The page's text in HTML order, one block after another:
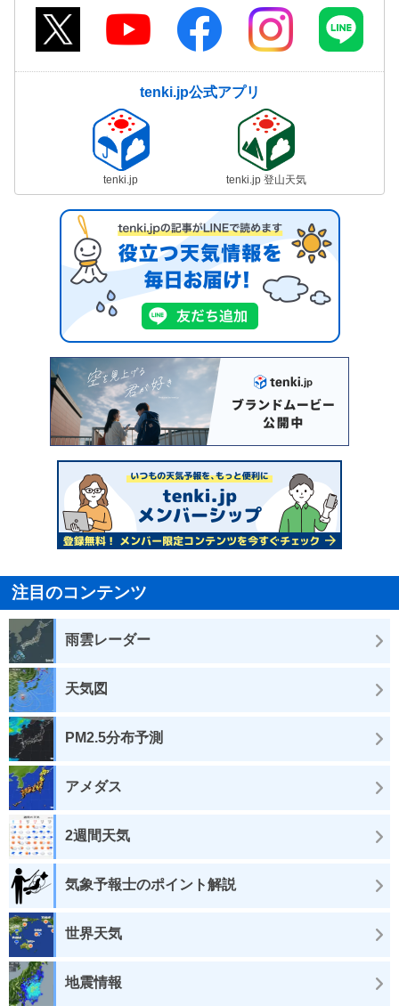
tenki.jp公式アプリ
tenki.jp tenki.jp 登山天気
注目のコンテンツ
雨雲レーダー
天気図
PM2.5分布予測
アメダス
2週間天気
気象予報士のポイント解説
世界天気
地震情報